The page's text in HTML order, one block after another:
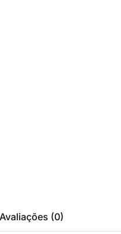
Avaliações (0)